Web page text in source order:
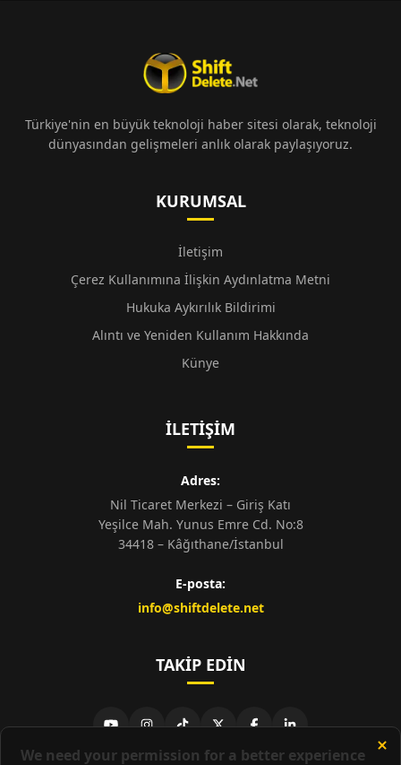
Türkiye'nin en büyük teknoloji haber sitesi olarak, teknoloji
dünyasından gelişmeleri anlık olarak paylaşıyoruz.
KURUMSAL
İletişim
Çerez Kullanımına İlişkin Aydınlatma Metni
Hukuka Aykırılık Bildirimi
Alıntı ve Yeniden Kullanım Hakkında
Künye
İLETIŞIM
Adres:
Nil Ticaret Merkezi – Giriş Katı
Yeşilce Mah. Yunus Emre Cd. No:8
34418 – Kâğıthane/İstanbul
E-posta:
info@shiftdelete.net
TAKIP EDIN